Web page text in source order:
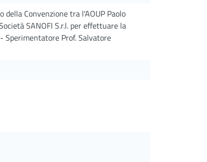
Convenzione tra l'AOUP Paolo
SANOFI S.r.l. per effettuare la
Sperimentatore Prof. Salvatore